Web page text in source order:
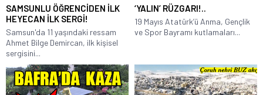
SAMSUNLU ÖĞRENCİDEN İLK
HEYECAN İLK SERGİ!
Samsun'da 11 yaşındaki ressam
Ahmet Bilge Demircan, ilk kişisel
sergisini...
‘YALIN’ RÜZGARI!..
19 Mayıs Atatürk’ü Anma, Gençlik
ve Spor Bayramı kutlamaları...